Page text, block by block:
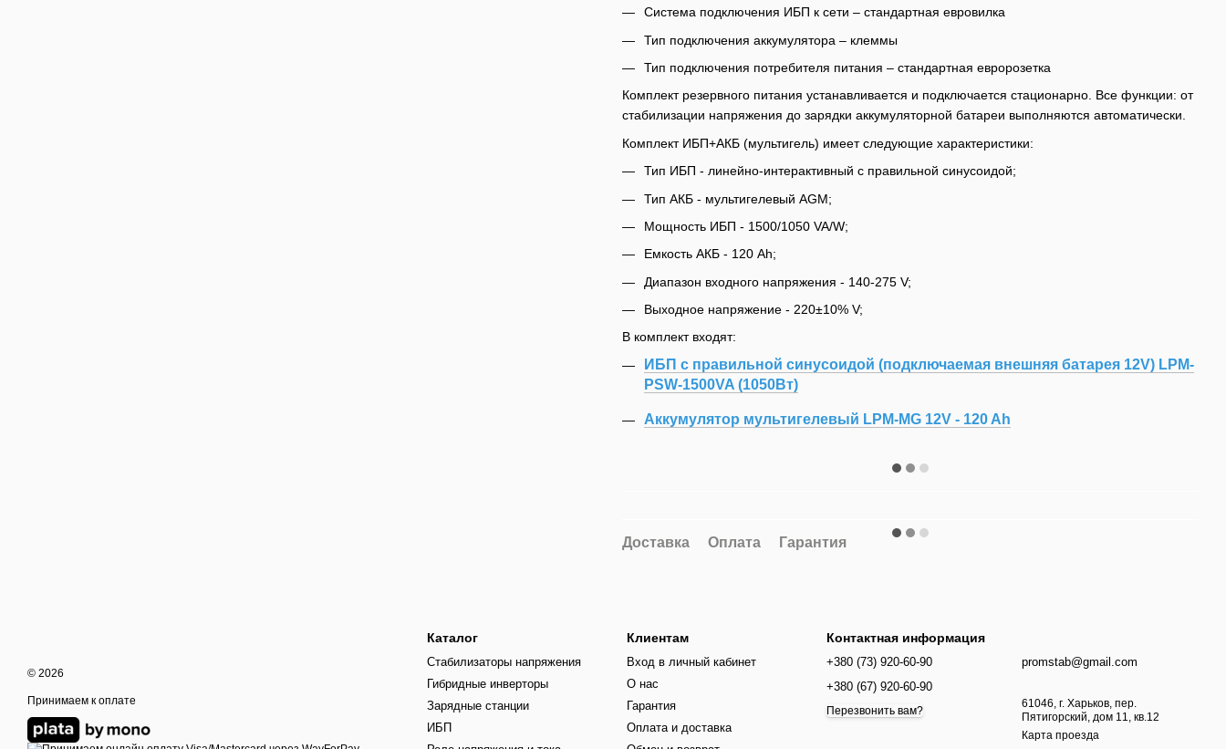
Система подключения ИБП к сети – стандартная евровилка
Тип подключения аккумулятора – клеммы
Тип подключения потребителя питания – стандартная евророзетка
Комплект резервного питания устанавливается и подключается стационарно. Все функции: от
стабилизации напряжения до зарядки аккумуляторной батареи выполняются автоматически.
Комплект ИБП+АКБ (мультигель) имеет следующие характеристики:
Тип ИБП - линейно-интерактивный с правильной синусоидой;
Тип АКБ - мультигелевый AGM;
Мощность ИБП - 1500/1050 VA/W;
Емкость АКБ - 120 Ah;
Диапазон входного напряжения - 140-275 V;
Выходное напряжение - 220±10% V;
В комплект входят:
ИБП с правильной синусоидой (подключаемая внешняя батарея 12V) LPM-
PSW-1500VA (1050Вт)
Аккумулятор мультигелевый LPM-MG 12V - 120 Ah
Доставка Оплата Гарантия
© 2026
Принимаем к оплате
Каталог
Стабилизаторы напряжения
Гибридные инверторы
Зарядные станции
ИБП
Клиентам
Вход в личный кабинет
О нас
Гарантия
Оплата и доставка
Контактная информация
+380 (73) 920-60-90
+380 (67) 920-60-90
Перезвонить вам?
promstab@gmail.com
61046, г. Харьков, пер.
Пятигорский, дом 11, кв.12
Карта проезда